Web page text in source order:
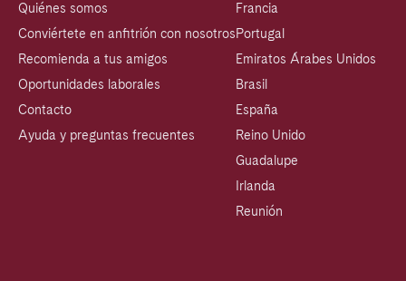
Quiénes somos
Conviértete en anfitrión con nosotros
Recomienda a tus amigos
Oportunidades laborales
Contacto
Ayuda y preguntas frecuentes
Francia
Portugal
Emiratos Árabes Unidos
Brasil
España
Reino Unido
Guadalupe
Irlanda
Reunión